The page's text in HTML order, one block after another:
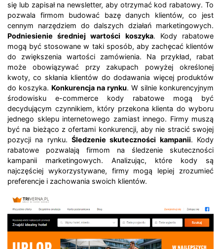
się lub zapisał na newsletter, aby otrzymać kod rabatowy. To
pozwala firmom budować bazę danych klientów, co jest
cennym narzędziem do dalszych działań marketingowych.
Podniesienie średniej wartości koszyka. Kody rabatowe
mogą być stosowane w taki sposób, aby zachęcać klientów
do zwiększenia wartości zamówienia. Na przykład, rabat
może obowiązywać przy zakupach powyżej określonej
kwoty, co skłania klientów do dodawania więcej produktów
do koszyka. Konkurencja na rynku. W silnie konkurencyjnym
środowisku e-commerce kody rabatowe mogą być
decydującym czynnikiem, który przekona klienta do wyboru
jednego sklepu internetowego zamiast innego. Firmy muszą
być na bieżąco z ofertami konkurencji, aby nie stracić swojej
pozycji na rynku. Śledzenie skuteczności kampanii. Kody
rabatowe pozwalają firmom na śledzenie skuteczności
kampanii marketingowych. Analizując, które kody są
najczęściej wykorzystywane, firmy mogą lepiej zrozumieć
preferencje i zachowania swoich klientów.